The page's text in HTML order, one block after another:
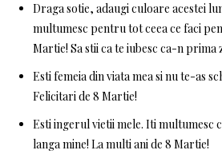
Draga sotie, adaugi culoare acestei
multumesc pentru tot ceea ce faci
Martie! Sa stii ca te iubesc ca-n prima
Esti femeia din viata mea si nu te-as
Felicitari de 8 Martie!
Esti ingerul vietii mele. Iti multumesc
langa mine! La multi ani de 8 Martie!